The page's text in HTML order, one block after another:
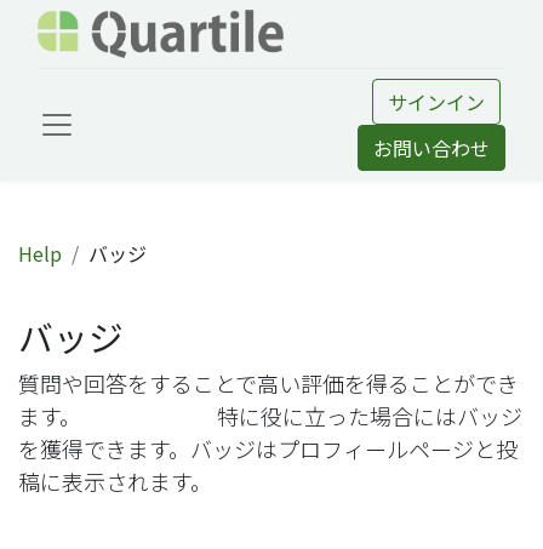
サインイン
お問い合わせ
Help バッジ
バッジ
質問や回答をすることで高い評価を得ることができ
ます。 特に役に立った場合にはバッジ
を獲得できます。 バッジはプロフィールページと投
稿に表示されます。